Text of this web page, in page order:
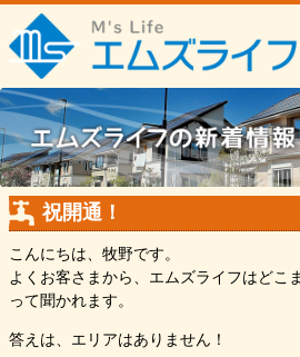
祝開通！
こんにちは、牧野です。
よくお客さまから、エムズライフはどこ
って聞かれます。
答えは、エリアはありません！